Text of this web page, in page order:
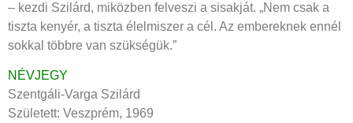
– kezdi Szilárd, miközben felveszi a sisakját. „Nem csak a
tiszta kenyér, a tiszta élelmiszer a cél. Az embereknek ennél
sokkal többre van szükségük.”
NÉVJEGY
Szentgáli-Varga Szilárd
Született: Veszprém, 1969